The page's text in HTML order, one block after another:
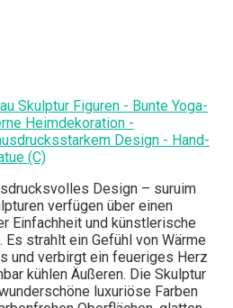
Skulptur Figuren - Bunte Yoga-
Heimdekoration -
Design - Hand-
(C)
Design – suruim
verfügen über einen
Einfachheit und künstlerische
Es strahlt ein Gefühl von Wärme
und verbirgt ein feueriges Herz
kühlen Äußeren. Die Skulptur
luxuriöse Farben